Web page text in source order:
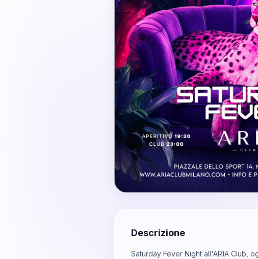
Descrizione
Saturday Fever Night all'ARÏA Club,